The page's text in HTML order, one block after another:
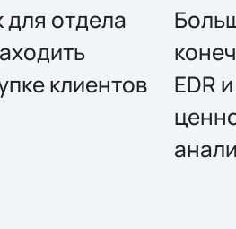
отдела
клиентов
EDR